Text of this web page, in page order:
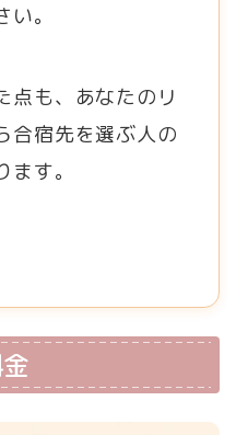
。
点も、あなたのリ
合宿先を選ぶ人の
す。